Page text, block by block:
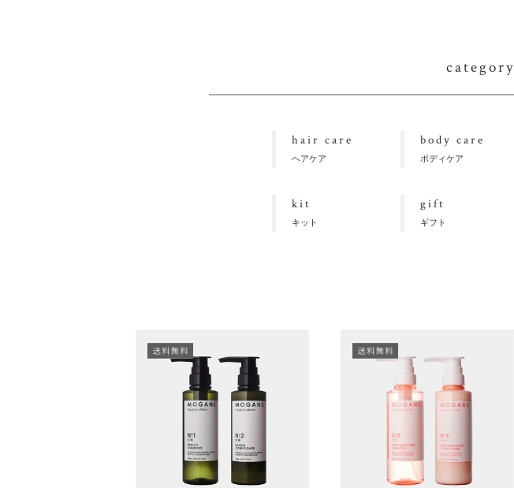
category
hair care
ヘアケア
body care
ボディケア
kit
キット
gift
ギフト